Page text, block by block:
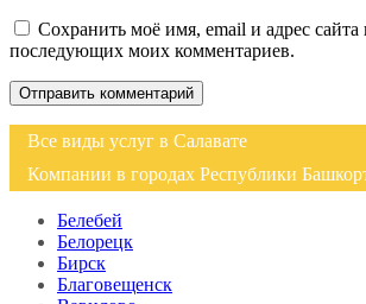
Сохранить моё имя, email и адрес сайта
последующих моих комментариев.
Все виды услуг в Салавате
Компании в городах Республики
Белебей
Белорецк
Бирск
Благовещенск